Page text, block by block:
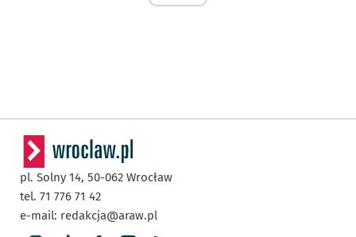
pl. Solny 14, 50-062 Wrocław
tel. 71 776 71 42
e-mail: redakcja@araw.pl